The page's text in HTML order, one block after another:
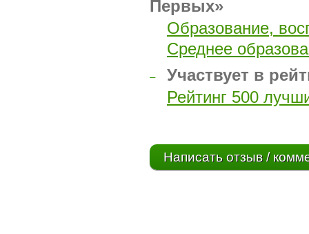
Первых»
Образование,
Среднее
–
Участвует в
Рейтинг 500
Написать отзыв /